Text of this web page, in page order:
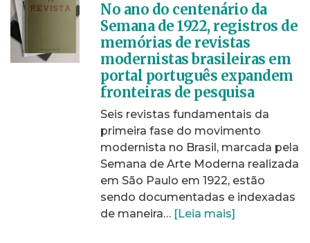
No ano do centenário da
Semana de 1922, registros de
memórias de revistas
modernistas brasileiras em
portal português expandem
fronteiras de pesquisa
Seis revistas fundamentais da
primeira fase do movimento
modernista no Brasil, marcada pela
Semana de Arte Moderna realizada
em São Paulo em 1922, estão
sendo documentadas e indexadas
de maneira… [Leia mais]